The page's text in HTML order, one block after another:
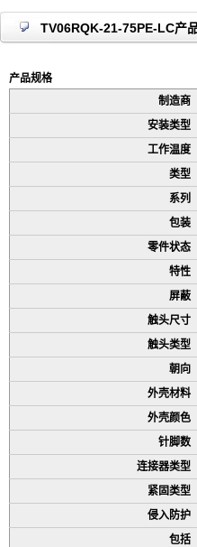
TV06RQK-21-75PE-LC产
产品规格
制造商
安装类型
工作温度
类型
系列
包装
零件状态
特性
屏蔽
触头尺寸
触头类型
朝向
外壳材料
外壳颜色
针脚数
连接器类型
紧固类型
侵入防护
包括